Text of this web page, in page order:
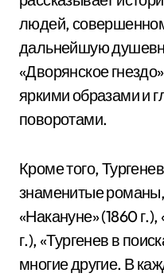
людей,
дальнейшую
«Дворянское
яркими образами и
поворотами.
Кроме того,
знаменитые романы,
«Накануне» (1860
г.), «Тургенев в
многие другие. В